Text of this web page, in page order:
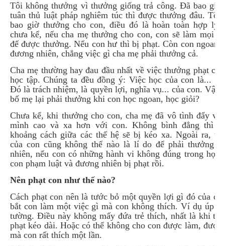
Tôi không thưởng vì thưởng giống trả công. Đã bao giờ
tuân thủ luật pháp nghiêm túc thì được thưởng đâu. Tôi
bao giờ thưởng cho con, điều đó là hoàn toàn hợp
chưa kể, nếu cha mẹ thưởng cho con, con sẽ làm mọi
để được thưởng. Nếu con hư thì bị phạt. Còn con ngoan
đương nhiên, chẳng việc gì cha mẹ phải thưởng cả.
Cha mẹ thường hay đau đầu nhất về việc thưởng phạt
học tập. Chúng ta đều đồng ý: Việc học của con là...
Đó là trách nhiệm, là quyền lợi, nghĩa vụ... của con. Vậy
bố mẹ lại phải thưởng khi con học ngoan, học giỏi?
Chưa kể, khi thưởng cho con, cha mẹ đã vô tình đẩy vị
mình cao và xa hơn với con. Không bình đẳng thì
khoảng cách giữa các thế hệ sẽ bị kéo xa. Ngoài ra,
của con cũng không thể nào là lí do để phải thưởng
nhiên, nếu con có những hành vi không đúng trong học
con phạm luật và đương nhiên bị phạt rồi.
Nên phạt con như thế nào?
Cách phạt con nên là tước bỏ một quyền lợi gì đó của
bắt con làm một việc gì mà con không thích. Ví dụ úp
tường. Điều này không mấy đứa trẻ thích, nhất là khi
phạt kéo dài. Hoặc có thể không cho con được làm, được
mà con rất thích một lần.